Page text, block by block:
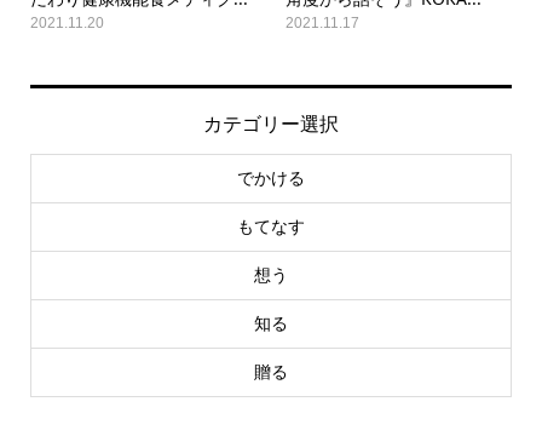
2021.11.20 2021.11.17
カテゴリー選択
でかける
もてなす
想う
知る
贈る